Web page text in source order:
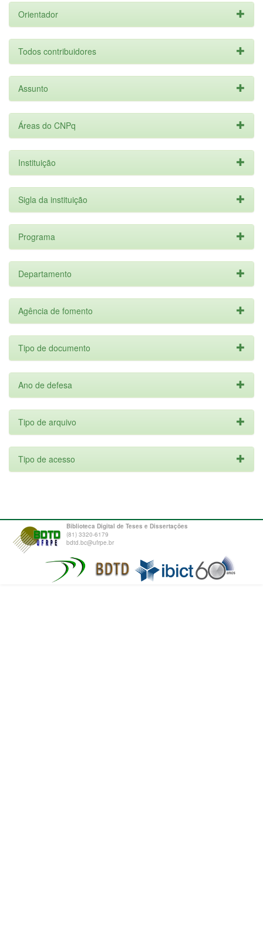
Orientador
Todos contribuidores
Assunto
Áreas do CNPq
Instituição
Sigla da instituição
Programa
Departamento
Agência de fomento
Tipo de documento
Ano de defesa
Tipo de arquivo
Tipo de acesso
Biblioteca Digital de Teses e Dissertações
(81) 3320-6179
bdtd.bc@ufrpe.br